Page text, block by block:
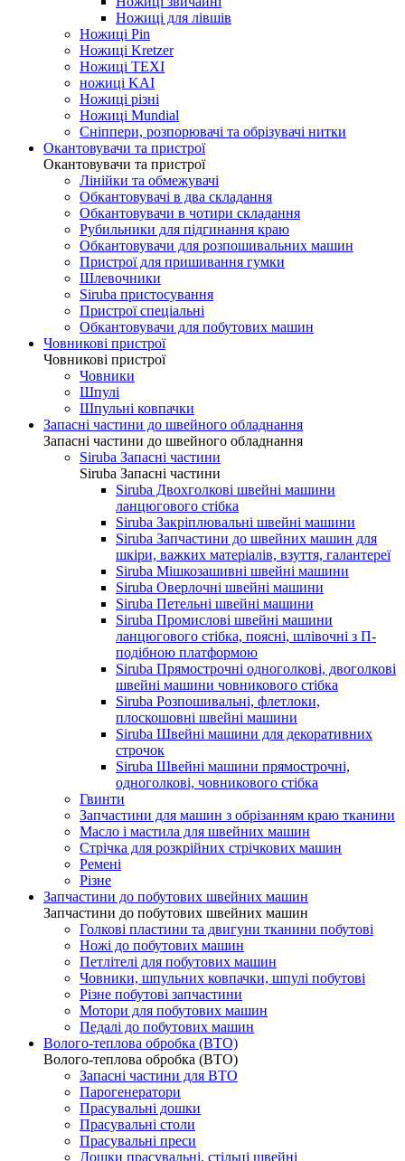
Ножиці для лівшів
Ножиці Pin
Ножиці Kretzer
Ножиці TEXI
ножиці KAI
Ножиці різні
Ножиці Mundial
Сніппери, розпорювачі та обрізувачі нитки
Окантовувачи та пристрої
Окантовувачи та пристрої
Лінійки та обмежувачі
Обкантовувачі в два складання
Обкантовувачи в чотири складання
Рубильники для підгинання краю
Обкантовувачи для розпошивальних машин
Пристрої для пришивання гумки
Шлевочники
Siruba пристосування
Пристрої спеціальні
Обкантовувачи для побутових машин
Човникові пристрої
Човникові пристрої
Човники
Шпулі
Шпульні ковпачки
Запасні частини до швейного обладнання
Запасні частини до швейного обладнання
Siruba Запасні частини
Siruba Запасні частини
Siruba Двохголкові швейні машини
ланцюгового стібка
Siruba Закріплювальні швейні машини
Siruba Запчастини до швейних машин для
шкіри, важких матеріалів, взуття, галантереї
Siruba Мішкозашивні швейні машини
Siruba Оверлочні швейні машини
Siruba Петельні швейні машини
Siruba Промислові швейні машини
ланцюгового стібка, поясні, шлівочні з П-
подібною платформою
Siruba Прямострочні одноголкові, двоголкові
швейні машини човникового стібка
Siruba Розпошивальні, флетлоки,
плоскошовні швейні машини
Siruba Швейні машини для декоративних
строчок
Siruba Швейні машини прямострочні,
одноголкові, човникового стібка
Гвинти
Запчастини для машин з обрізанням краю тканини
Масло і мастила для швейних машин
Стрічка для розкрійних стрічкових машин
Ремені
Різне
Запчастини до побутових швейних машин
Запчастини до побутових швейних машин
Голкові пластини та двигуни тканини побутові
Ножі до побутових машин
Петлітелі для побутових машин
Човники, шпульних ковпачки, шпулі побутові
Різне побутові запчастини
Мотори для побутових машин
Педалі до побутових машин
Волого-теплова обробка (ВТО)
Волого-теплова обробка (ВТО)
Запасні частини для ВТО
Парогенератори
Прасувальні дошки
Прасувальні столи
Прасувальні преси
Дошки прасувальні, стільці швейні